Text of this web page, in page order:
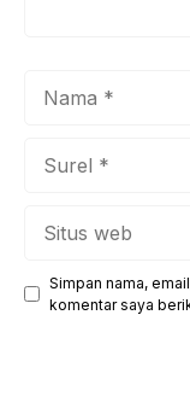
Simpan nama,
komentar saya